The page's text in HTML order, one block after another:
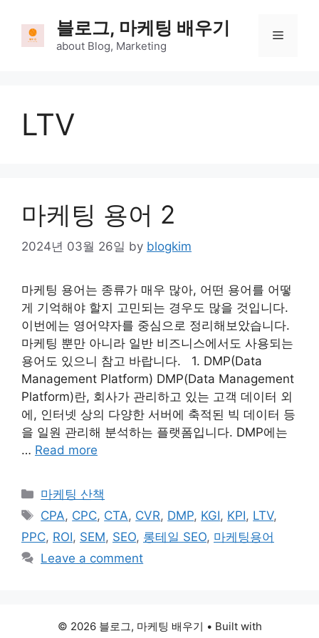
content
블로그, 마케팅 배우기
about Blog, Marketing
Menu
LTV
마케팅 용어 2
2024년 03월 26일 by blogkim
마케팅 용어는 종류가 매우 많아, 어떤 용어를 어떻
게 기억해야 할지 고민되는 경우도 많을 것입니다.
이번에는 영어약자를 중심으로 정리해보았습니다.
마케팅 뿐만 아니라 일반 비즈니스에서도 사용되는
용어도 있으니 참고 바랍니다. 1. DMP(Data
Management Platform) DMP(Data Management
Platform)란, 회사가 관리하고 있는 고객 데이터 외
에, 인터넷 상의 다양한 서버에 축적된 빅 데이터 등
을 일원 관리해 분석하는 플랫폼입니다. DMP에는
… Read more
Categories
마케팅 산책
Tags
CPA, CPC, CTA, CVR, DMP, KGI, KPI, LTV,
PPC, ROI, SEM, SEO, 롱테일 SEO, 마케팅용어
Leave a comment
© 2026 블로그, 마케팅 배우기 • Built with